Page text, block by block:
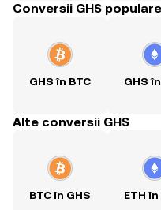
Conversii GHS populare
GHS în BTC GHS
Alte conversii GHS
BTC în GHS ETH în